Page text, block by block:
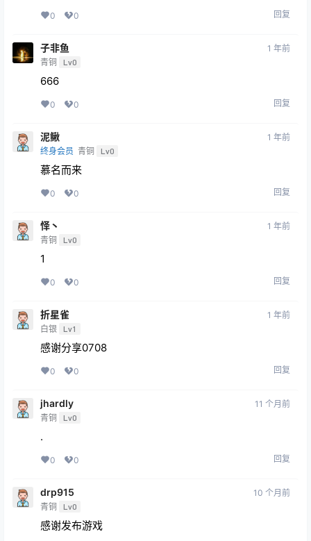
0 0 回复
子非鱼
青铜 Lv0
1 年前
666
0 0 回复
泥鳅
终身会员 青铜 Lv0
1 年前
慕名而来
0 0 回复
怿丶
青铜 Lv0
1 年前
1
0 0 回复
折星雀
白银 Lv1
1 年前
感谢分享0708
0 0 回复
jhardly
青铜 Lv0
11 个月前
.
0 0 回复
drp915
青铜 Lv0
10 个月前
感谢发布游戏